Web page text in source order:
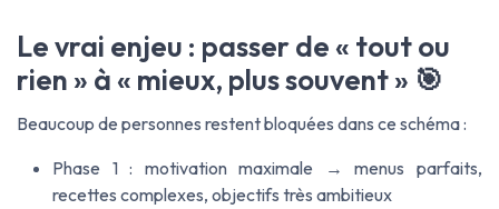
Le vrai enjeu : passer de « tout ou
rien » à « mieux, plus souvent » 🎯
Beaucoup de personnes restent bloquées dans ce schéma :
Phase 1 : motivation maximale → menus parfaits,
recettes complexes, objectifs très ambitieux